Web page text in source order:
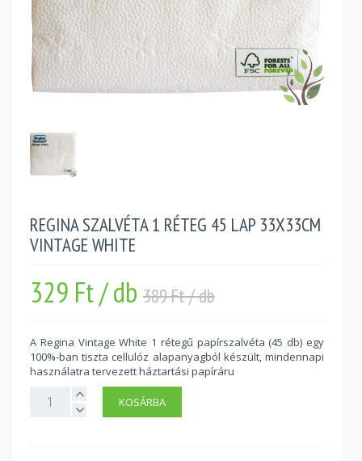
REGINA SZALVÉTA 1 RÉTEG 45 LAP 33X33CM
VINTAGE WHITE
329 Ft / db 389 Ft / db
A Regina Vintage White 1 rétegű papírszalvéta (45 db) egy
100%-ban tiszta cellulóz alapanyagból készült, mindennapi
használatra tervezett háztartási papíráru
KOSÁRBA